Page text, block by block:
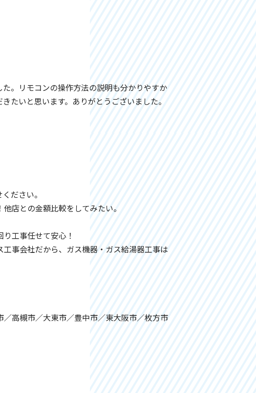
。リモコンの操作方法の説明も分かりやすか
たいと思います。ありがとうございました。
ださい。
店との金額比較をしてみたい。
工事任せて安心！
事会社だから、ガス機器・ガス給湯器工事は
高槻市／大東市／豊中市／東大阪市／枚方市